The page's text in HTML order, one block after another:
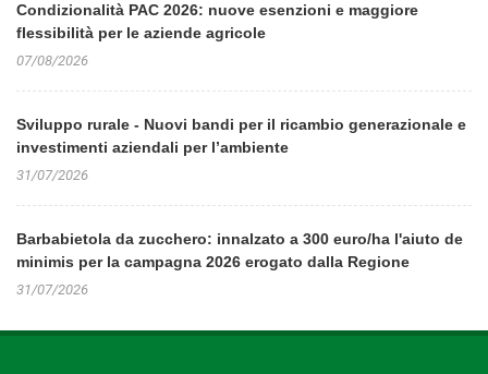
Condizionalità PAC 2026: nuove esenzioni e maggiore
flessibilità per le aziende agricole
07/08/2026
Sviluppo rurale - Nuovi bandi per il ricambio generazionale e
investimenti aziendali per l’ambiente
31/07/2026
Barbabietola da zucchero: innalzato a 300 euro/ha l'aiuto de
minimis per la campagna 2026 erogato dalla Regione
31/07/2026